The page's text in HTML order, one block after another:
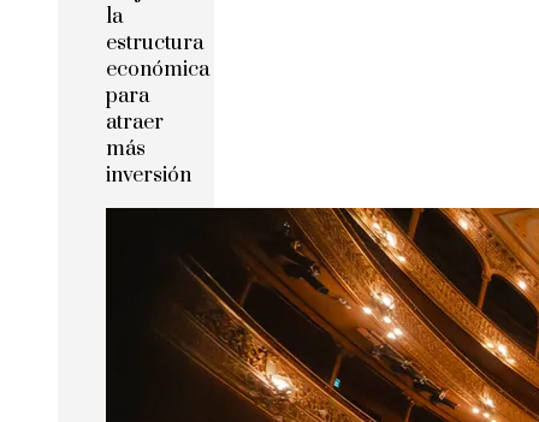
la
estructura
económica
para
atraer
más
inversión